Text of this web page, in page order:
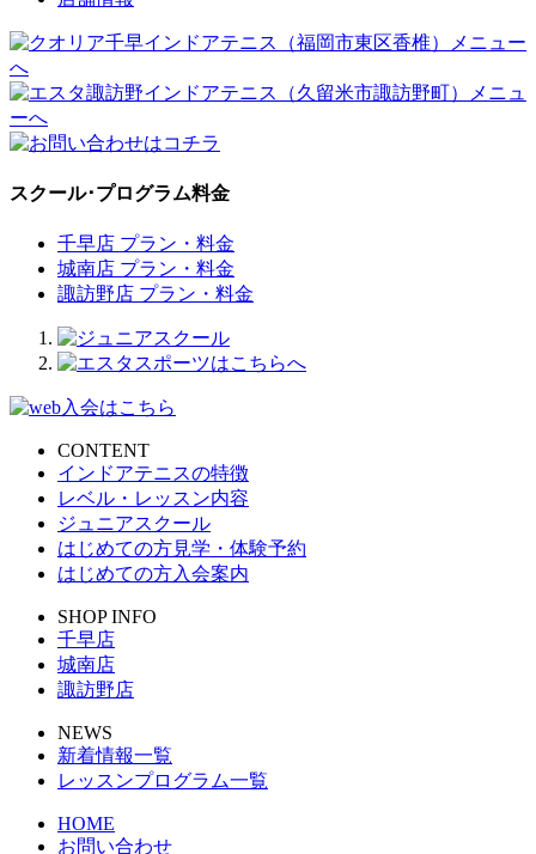
スクール･プログラム料金
千早店 プラン・料金
城南店 プラン・料金
諏訪野店 プラン・料金
CONTENT
インドアテニスの特徴
レベル・レッスン内容
ジュニアスクール
はじめての方見学・体験予約
はじめての方入会案内
SHOP INFO
千早店
城南店
諏訪野店
NEWS
新着情報一覧
レッスンプログラム一覧
HOME
お問い合わせ